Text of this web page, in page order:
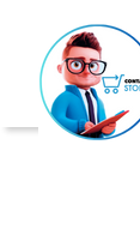
Home >